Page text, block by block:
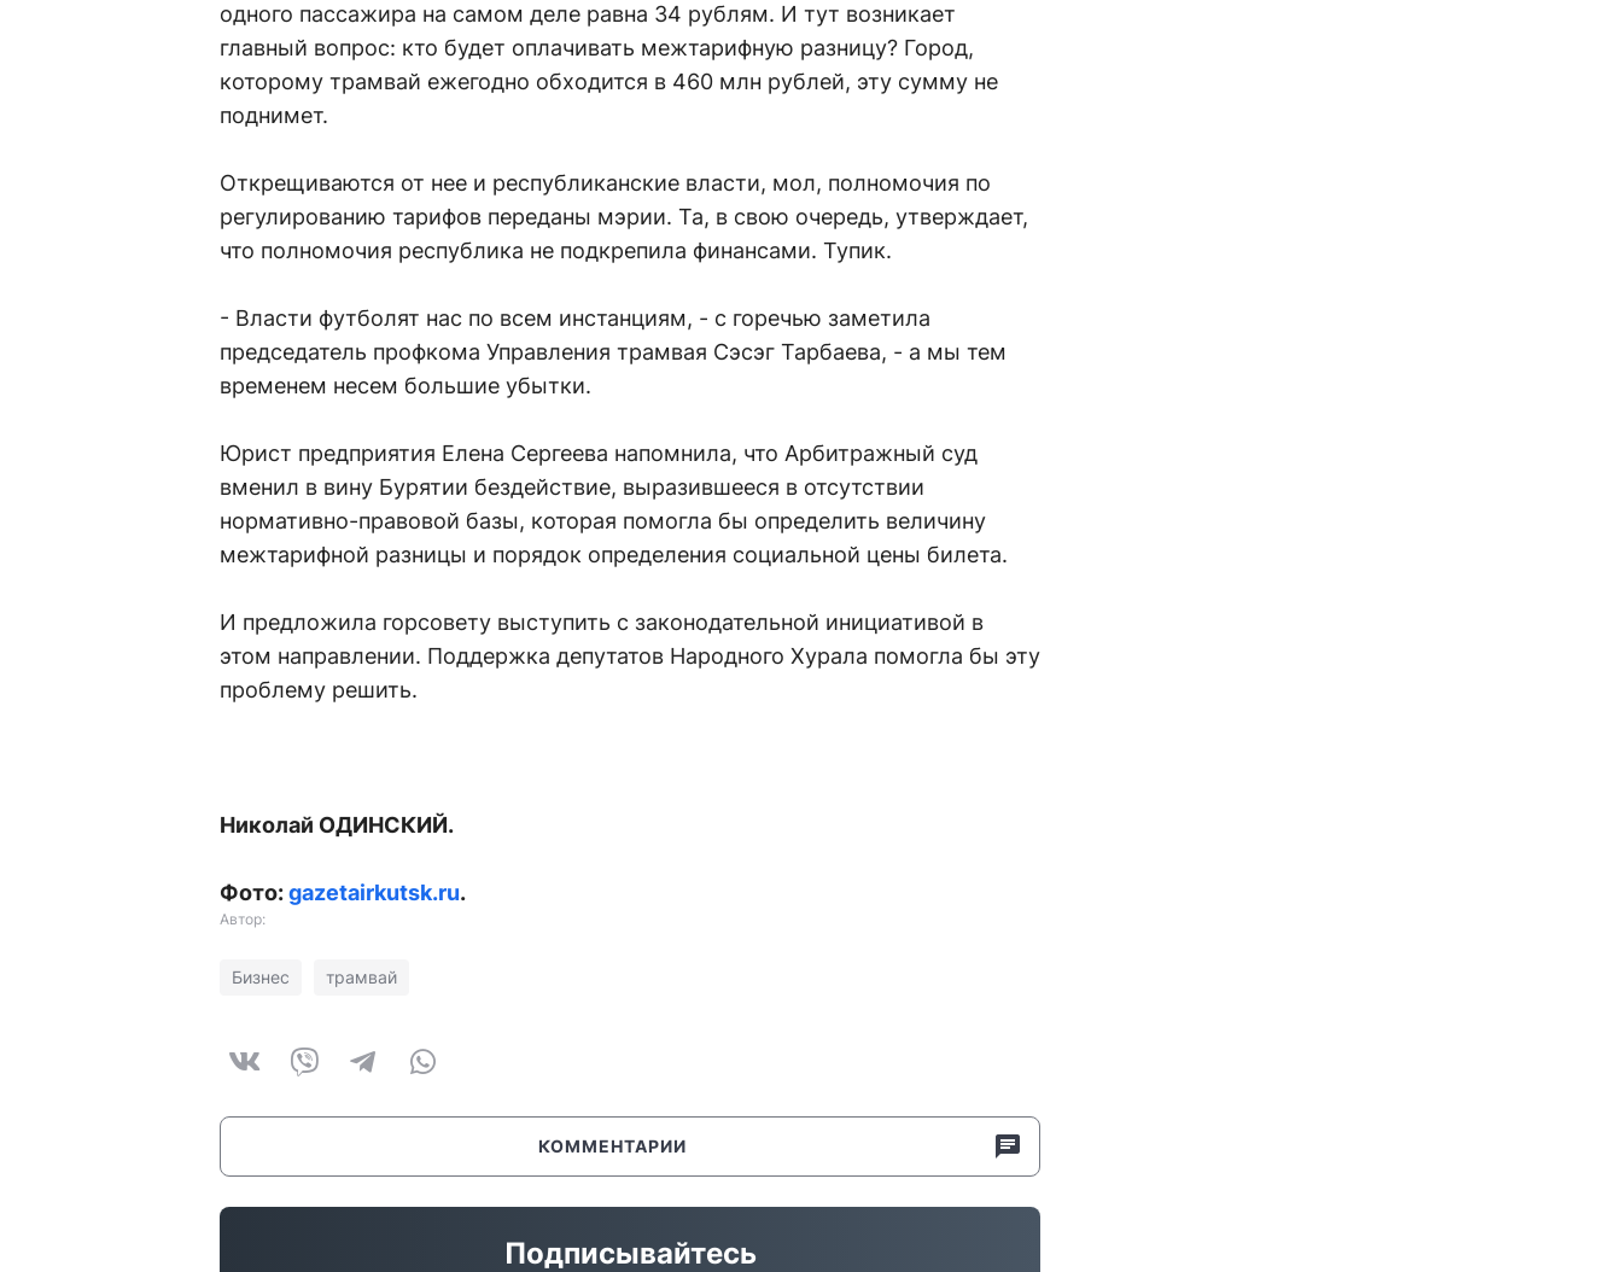
одного пассажира на самом деле равна 34 рублям. И тут возникает
главный вопрос: кто будет оплачивать межтарифную разницу? Город,
которому трамвай ежегодно обходится в 460 млн рублей, эту сумму не
поднимет.
Открещиваются от нее и республиканские власти, мол, полномочия по
регулированию тарифов переданы мэрии. Та, в свою очередь, утверждает,
что полномочия республика не подкрепила финансами. Тупик.
- Власти футболят нас по всем инстанциям, - с горечью заметила
председатель профкома Управления трамвая Сэсэг Тарбаева, - а мы тем
временем несем большие убытки.
Юрист предприятия Елена Сергеева напомнила, что Арбитражный суд
вменил в вину Бурятии бездействие, выразившееся в отсутствии
нормативно-правовой базы, которая помогла бы определить величину
межтарифной разницы и порядок определения социальной цены билета.
И предложила горсовету выступить с законодательной инициативой в
этом направлении. Поддержка депутатов Народного Хурала помогла бы эту
проблему решить.
Николай ОДИНСКИЙ.
Фото:gazetairkutsk.ru.
Автор:
Бизнес трамвай
КОММЕНТАРИИ
Подписывайтесь